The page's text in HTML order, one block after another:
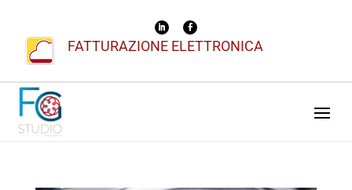
FATTURAZIONE ELETTRONICA